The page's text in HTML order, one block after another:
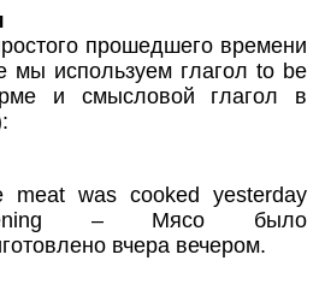
прошедшего времени
мы используем глагол to be
и смысловой глагол в
meat was cooked yesterday
– Мясо было
вчера вечером.